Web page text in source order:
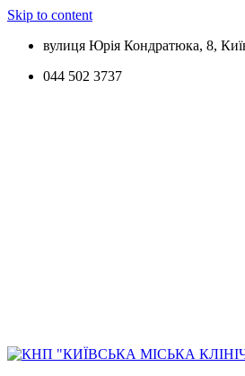
Skip to content
вулиця Юрія Кондратюка, 8,
044 502 3737